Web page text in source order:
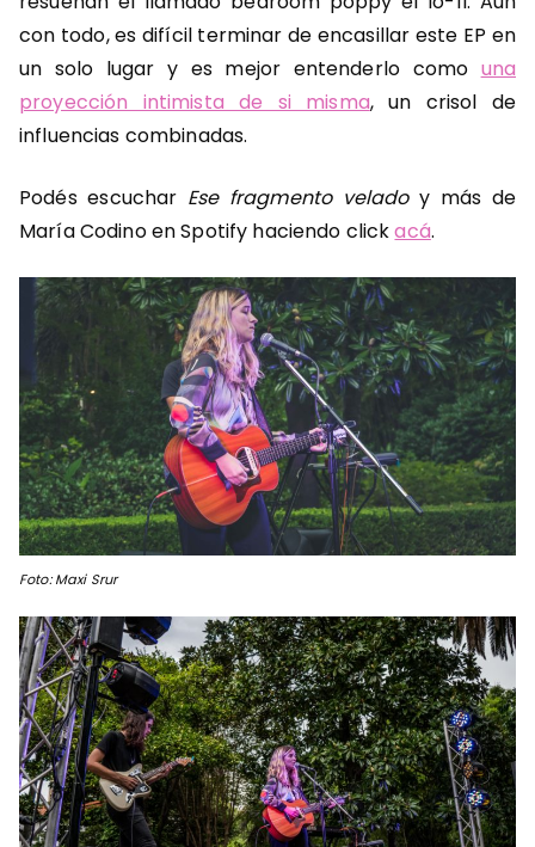
con todo, es difícil terminar de encasillar este EP en
un solo lugar y es mejor entenderlo como una
proyección intimista de si misma, un crisol de
influencias combinadas.
Podés escuchar Ese fragmento veladoy más de
María Codino en Spotify haciendo clickacá.
Foto: Maxi Srur